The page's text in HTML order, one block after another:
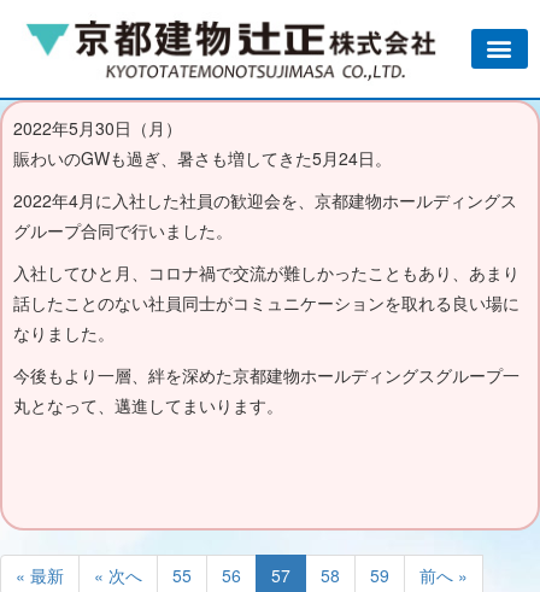
2022年5月30日（月）
賑わいのGWも過ぎ、暑さも増してきた5月24日。
2022年4月に入社した社員の歓迎会を、京都建物ホールディングス
グループ合同で行いました。
入社してひと月、コロナ禍で交流が難しかったこともあり、あまり
話したことのない社員同士がコミュニケーションを取れる良い場に
なりました。
今後もより一層、絆を深めた京都建物ホールディングスグループ一
丸となって、邁進してまいります。
« 最新 « 次へ 55 56 57 58 59
前へ »